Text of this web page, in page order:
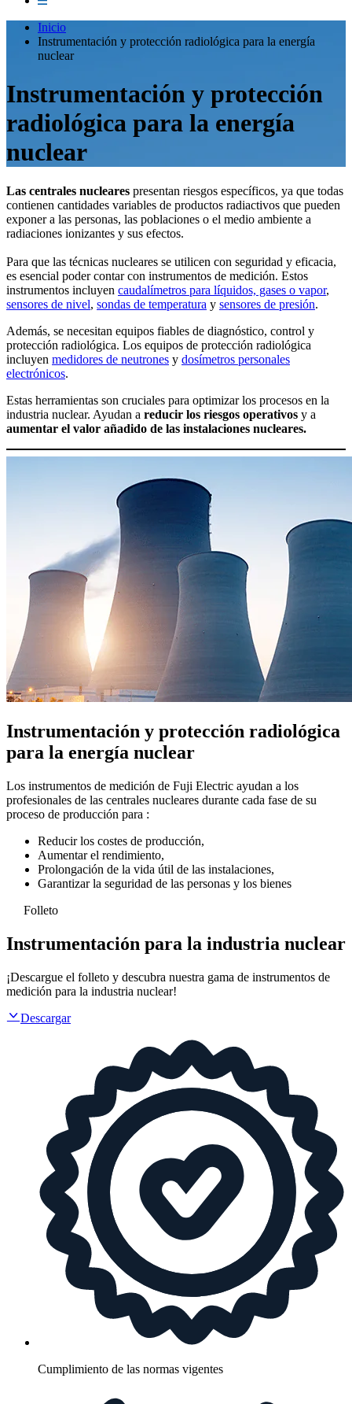
Inicio
Instrumentación y protección radiológica para la energía
nuclear
Instrumentación y protección
radiológica para la energía
nuclear
Las centrales nucleares presentan riesgos específicos, ya que todas
contienen cantidades variables de productos radiactivos que pueden
exponer a las personas, las poblaciones o el medio ambiente a
radiaciones ionizantes y sus efectos.
Para que las técnicas nucleares se utilicen con seguridad y eficacia,
es esencial poder contar con instrumentos de medición. Estos
instrumentos incluyen caudalímetros para líquidos, gases o vapor,
sensores de nivel, sondas de temperatura y sensores de presión.
Además, se necesitan equipos fiables de diagnóstico, control y
protección radiológica. Los equipos de protección radiológica
incluyen medidores de neutrones y dosímetros personales
electrónicos.
Estas herramientas son cruciales para optimizar los procesos en la
industria nuclear. Ayudan a reducir los riesgos operativos y a
aumentar el valor añadido de las instalaciones nucleares.
Instrumentación y protección radiológica
para la energía nuclear
Los instrumentos de medición de Fuji Electric ayudan a los
profesionales de las centrales nucleares durante cada fase de su
proceso de producción para :
Reducir los costes de producción,
Aumentar el rendimiento,
Prolongación de la vida útil de las instalaciones,
Garantizar la seguridad de las personas y los bienes
Folleto
Instrumentación para la industria nuclear
¡Descargue el folleto y descubra nuestra gama de instrumentos de
medición para la industria nuclear!
Descargar
Cumplimiento de las normas vigentes